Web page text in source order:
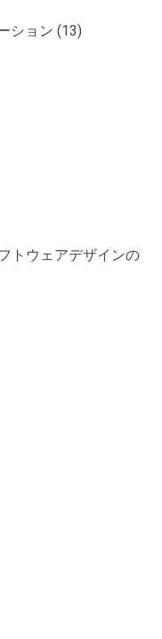
ション (13)
トウェアデザインの